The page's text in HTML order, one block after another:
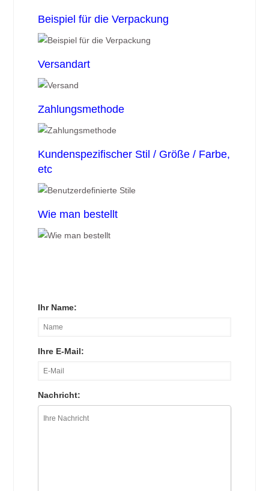
Beispiel für die Verpackung
Versandart
Zahlungsmethode
Kundenspezifischer Stil / Größe / Farbe,
etc
Wie man bestellt
Ihr Name:
Ihre E-Mail:
Nachricht: